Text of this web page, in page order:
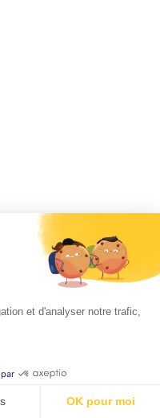
et d'analyser notre trafic,
OK pour moi